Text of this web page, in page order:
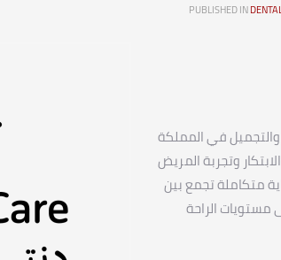
في المملكة
وتجربة المريض
متكاملة تجمع بين
مستويات الراحة